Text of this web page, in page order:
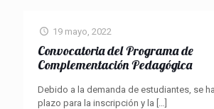
19 mayo, 2022
Convocatoria del Programa de
Complementación Pedagógica
Debido a la demanda de estudiantes, se
plazo para la inscripción y la […]